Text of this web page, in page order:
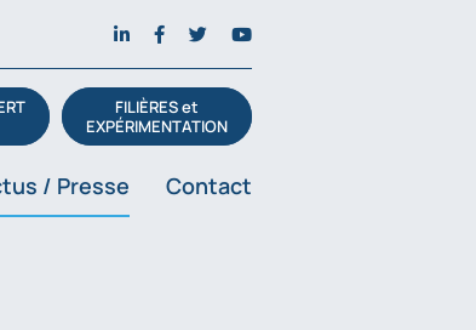
FILIÈRES et
EXPÉRIMENTATION
/ Presse Contact